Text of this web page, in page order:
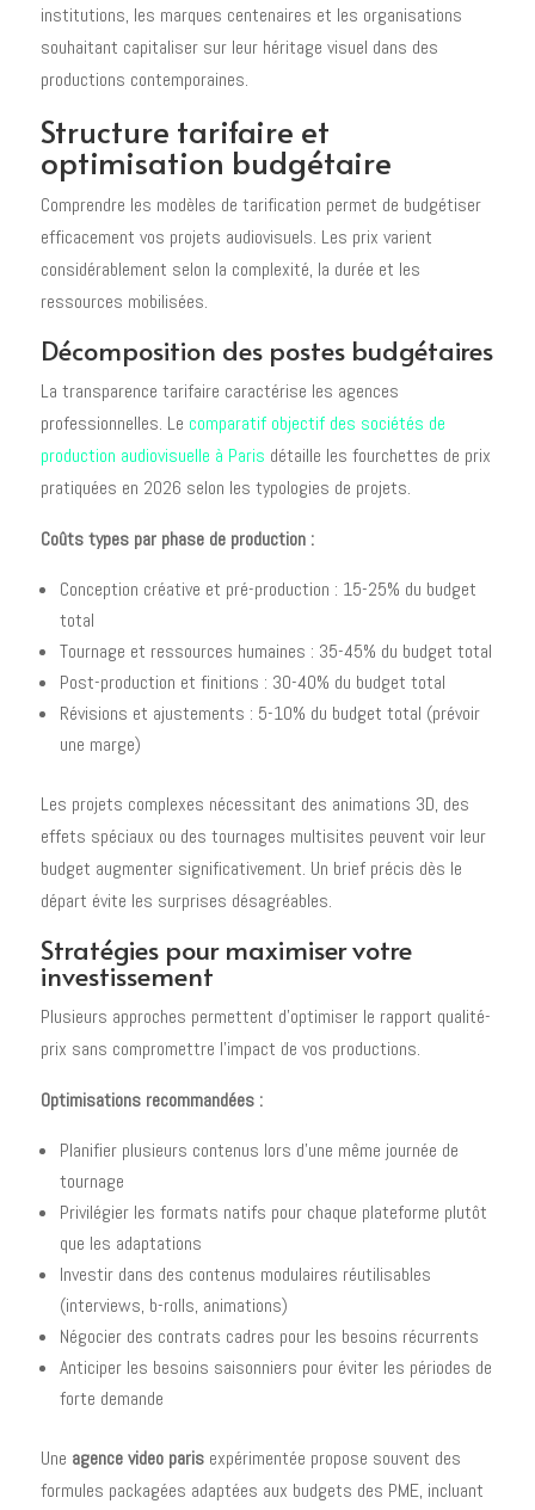
institutions, les marques centenaires et les organisations
souhaitant capitaliser sur leur héritage visuel dans des
productions contemporaines.
Structure tarifaire et
optimisation budgétaire
Comprendre les modèles de tarification permet de budgétiser
efficacement vos projets audiovisuels. Les prix varient
considérablement selon la complexité, la durée et les
ressources mobilisées.
Décomposition des postes budgétaires
La transparence tarifaire caractérise les agences
professionnelles. Le comparatif objectif des sociétés de
production audiovisuelle à Paris détaille les fourchettes de prix
pratiquées en 2026 selon les typologies de projets.
Coûts types par phase de production :
Conception créative et pré-production : 15-25% du budget
total
Tournage et ressources humaines : 35-45% du budget total
Post-production et finitions : 30-40% du budget total
Révisions et ajustements : 5-10% du budget total (prévoir
une marge)
Les projets complexes nécessitant des animations 3D, des
effets spéciaux ou des tournages multisites peuvent voir leur
budget augmenter significativement. Un brief précis dès le
départ évite les surprises désagréables.
Stratégies pour maximiser votre
investissement
Plusieurs approches permettent d'optimiser le rapport qualité-
prix sans compromettre l'impact de vos productions.
Optimisations recommandées :
Planifier plusieurs contenus lors d'une même journée de
tournage
Privilégier les formats natifs pour chaque plateforme plutôt
que les adaptations
Investir dans des contenus modulaires réutilisables
(interviews, b-rolls, animations)
Négocier des contrats cadres pour les besoins récurrents
Anticiper les besoins saisonniers pour éviter les périodes de
forte demande
Une agence video parisexpérimentée propose souvent des
formules packagées adaptées aux budgets des PME, incluant